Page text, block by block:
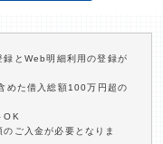
録とWeb明細利用の登録が
めた借入総額100万円超の
OK
ご入金が必要となりま